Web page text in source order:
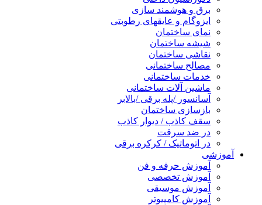
برق و هوشمند سازی
ایزوگام و عایقهای رطوبتی
نمای ساختمان
شیشه ساختمان
نقاشی ساختمان
مصالح ساختمانی
خدمات ساختمانی
ماشین آلات ساختمانی
آسانسور /پله برقی /بالابر
بازسازی ساختمان
سقف کاذب / دیوار کاذب
در ضد سرقت
در اتوماتیک / کرکره برقی
آموزشی
آموزش حرفه و فن
آموزش تخصصی
آموزش موسیقی
آموزش کامپیوتر